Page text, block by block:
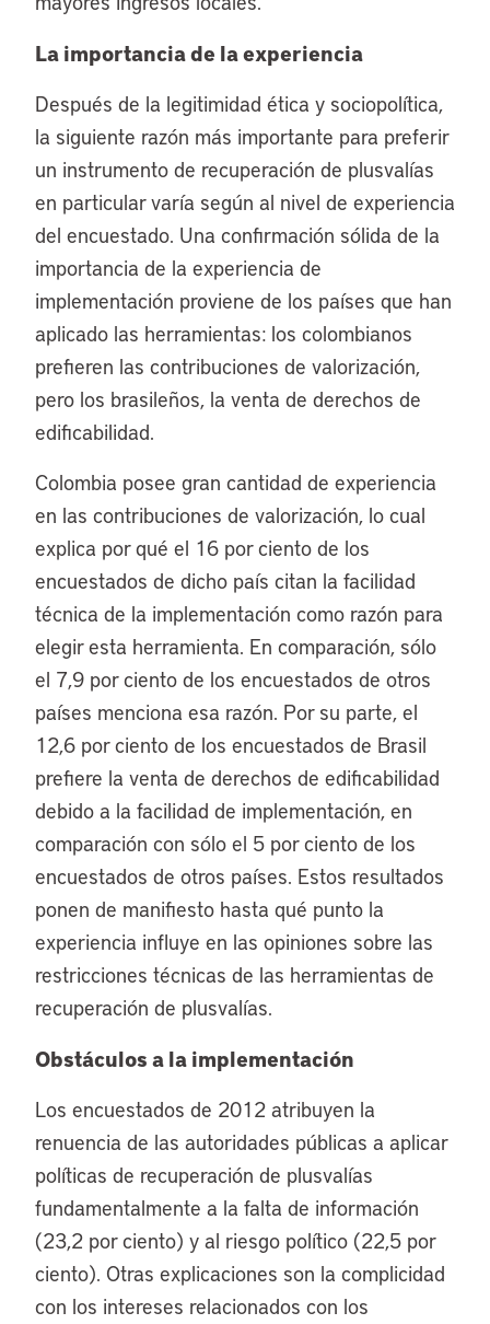
La importancia de la experiencia
Después de la legitimidad ética y sociopolítica,
la siguiente razón más importante para preferir
un instrumento de recuperación de plusvalías
en particular varía según al nivel de experiencia
del encuestado. Una confirmación sólida de la
importancia de la experiencia de
implementación proviene de los países que han
aplicado las herramientas: los colombianos
prefieren las contribuciones de valorización,
pero los brasileños, la venta de derechos de
edificabilidad.
Colombia posee gran cantidad de experiencia
en las contribuciones de valorización, lo cual
explica por qué el 16 por ciento de los
encuestados de dicho país citan la facilidad
técnica de la implementación como razón para
elegir esta herramienta. En comparación, sólo
el 7,9 por ciento de los encuestados de otros
países menciona esa razón. Por su parte, el
12,6 por ciento de los encuestados de Brasil
prefiere la venta de derechos de edificabilidad
debido a la facilidad de implementación, en
comparación con sólo el 5 por ciento de los
encuestados de otros países. Estos resultados
ponen de manifiesto hasta qué punto la
experiencia influye en las opiniones sobre las
restricciones técnicas de las herramientas de
recuperación de plusvalías.
Obstáculos a la implementación
Los encuestados de 2012 atribuyen la
renuencia de las autoridades públicas a aplicar
políticas de recuperación de plusvalías
fundamentalmente a la falta de información
(23,2 por ciento) y al riesgo político (22,5 por
ciento). Otras explicaciones son la complicidad
con los intereses relacionados con los